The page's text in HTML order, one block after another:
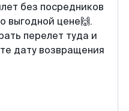
без посредников
выгодной цене🙌.
перелет туда и
дату возвращения